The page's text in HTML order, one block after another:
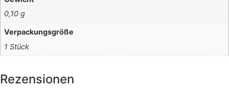
0,10 g
Verpackungsgröße
1 Stück
Rezensionen